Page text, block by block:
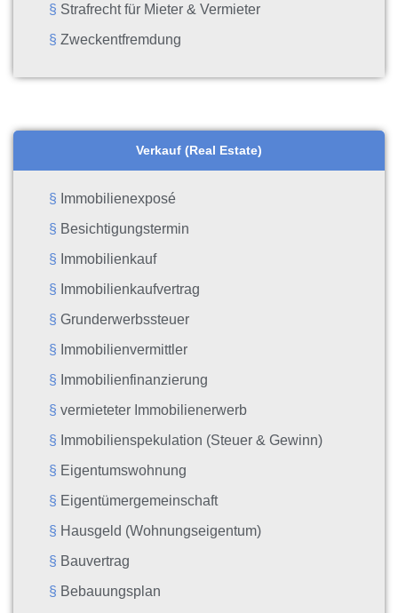
Strafrecht für Mieter & Vermieter
Zweckentfremdung
Verkauf (Real Estate)
Immobilienexposé
Besichtigungstermin
Immobilienkauf
Immobilienkaufvertrag
Grunderwerbssteuer
Immobilienvermittler
Immobilienfinanzierung
vermieteter Immobilienerwerb
Immobilienspekulation (Steuer & Gewinn)
Eigentumswohnung
Eigentümergemeinschaft
Hausgeld (Wohnungseigentum)
Bauvertrag
Bebauungsplan